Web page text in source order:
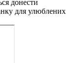
донести
для улюблених